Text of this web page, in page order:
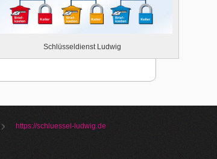
Schlüsseldienst Ludwig
https://schluessel-ludwig.de